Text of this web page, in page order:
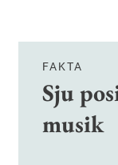
FAKTA
Sju
musik